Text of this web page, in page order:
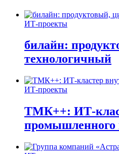
ИТ-проекты
билайн:
технологичный
ИТ-проекты
ТМК++: ИТ-
промышленного